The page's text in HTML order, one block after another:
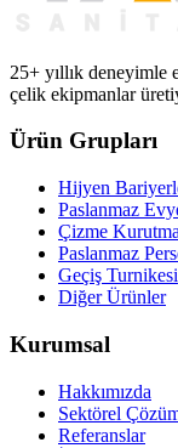
25+ yıllık deneyimle
çelik ekipmanlar
Ürün Grupları
Hijyen
Paslanmaz
Çizme
Paslanmaz
Geçiş Turnikesi
Diğer Ürünler
Kurumsal
Hakkımızda
Sektörel
Referanslar